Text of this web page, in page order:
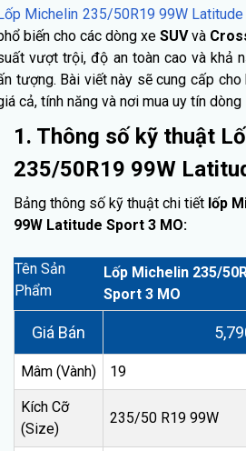
Michelin 235/50R19 99W
biến cho các dòng xe SUVvà
vượt trội, độ an toàn cao và khả
tượng. Bài viết này sẽ cung cấp
cả, tính năng và nơi mua uy tín
1. Thông số kỹ thuật
235/50R19 99W
Bảng thông số kỹ thuật chi tiết lốp
99W Latitude Sport 3 MO:
Tên Sản
Phẩm
Lốp Michelin 235/
Sport 3 MO
Giá Bán
Mâm (Vành) 19
Kích Cỡ
(Size)
235/50 R19 99W